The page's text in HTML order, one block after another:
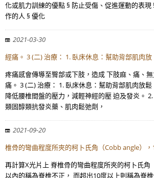
化或肌力訓練的優點 § 防止受傷、促進運動的表現
作的人 § 優化
2021-03-30
經痛。 3 (二) 治療： 1. 臥床休息：幫助背部肌肉放
疼痛感會傳導至臀部或下肢，造成 下肢麻、痛、
痛。 3 (二) 治療： 1. 臥床休息：幫助背部肌肉放鬆
降低腰椎間盤的壓力，減輕神經的壓 迫及發炎。
類固醇類抗發炎藥、肌肉鬆弛劑，
2021-09-20
椎骨的彎曲程度所夾的柯卜氏角（Cobb angle）
再計算X光片上 脊椎骨的彎曲程度所夾的柯卜氏角
以內的稱為脊椎不正， 而超出10度以上則稱為脊